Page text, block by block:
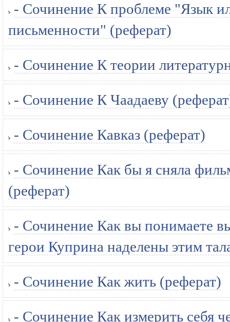
- Сочинение К проблеме "Язык
письменности" (реферат)
- Сочинение К теории
- Сочинение К Чаадаеву
- Сочинение Кавказ (реферат)
- Сочинение Как бы я сняла
(реферат)
- Сочинение Как вы понимаете
герои Куприна наделены этим
- Сочинение Как жить (реферат)
- Сочинение Как измерить себя